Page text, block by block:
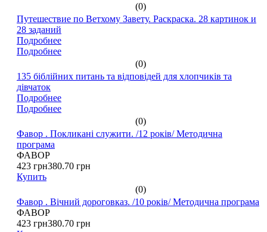
(0)
Путешествие по Ветхому Завету. Раскраска. 28 картинок и
28 заданий
Подробнее
Подробнее
(0)
135 біблійних питань та відповідей для хлопчиків та
дівчаток
Подробнее
Подробнее
(0)
Фавор . Покликані служити. /12 років/ Методична
програма
ФАВОР
423 грн380.70 грн
Купить
(0)
Фавор . Вічний дороговказ. /10 років/ Методична програма
ФАВОР
423 грн380.70 грн